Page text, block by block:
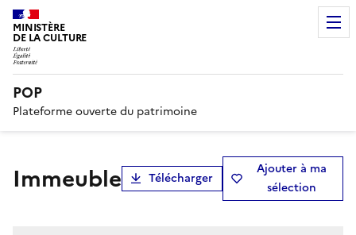
MINISTÈRE
DE LA CULTURE
POP
Plateforme ouverte du patrimoine
Immeuble Télécharger
Ajouter à ma
sélection